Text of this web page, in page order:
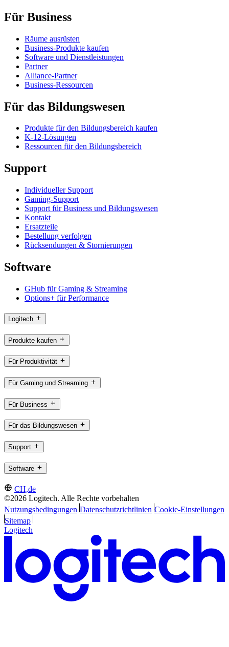
Für Business
Räume ausrüsten
Business-Produkte kaufen
Software und Dienstleistungen
Partner
Alliance-Partner
Business-Ressourcen
Für das Bildungswesen
Produkte für den Bildungsbereich kaufen
K-12-Lösungen
Ressourcen für den Bildungsbereich
Support
Individueller Support
Gaming-Support
Support für Business und Bildungswesen
Kontakt
Ersatzteile
Bestellung verfolgen
Rücksendungen & Stornierungen
Software
GHub für Gaming & Streaming
Options+ für Performance
Logitech
Produkte kaufen
Für Produktivität
Für Gaming und Streaming
Für Business
Für das Bildungswesen
Support
Software
CH,de
©2026 Logitech. Alle Rechte vorbehalten
Nutzungsbedingungen Datenschutzrichtlinien Cookie-Einstellungen
Sitemap
Logitech